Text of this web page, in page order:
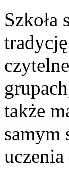
Szkoła
także
samym
uczenia